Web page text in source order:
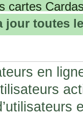
cartes
sont
partie de
et à
de votre
même série
carte.
jour toutes
en